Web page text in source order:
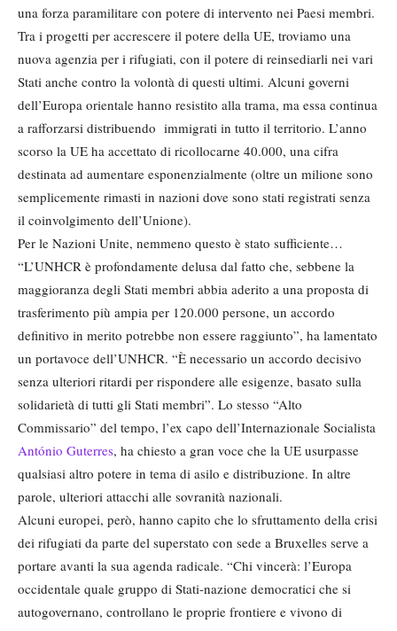
una forza paramilitare con potere di intervento nei Paesi membri.
Tra i progetti per accrescere il potere della UE, troviamo una
nuova agenzia per i rifugiati, con il potere di reinsediarli nei vari
Stati anche contro la volontà di questi ultimi. Alcuni governi
dell’Europa orientale hanno resistito alla trama, ma essa continua
a rafforzarsi distribuendo immigrati in tutto il territorio. L’anno
scorso la UE ha accettato di ricollocarne 40.000, una cifra
destinata ad aumentare esponenzialmente (oltre un milione sono
semplicemente rimasti in nazioni dove sono stati registrati senza
il coinvolgimento dell’Unione).
Per le Nazioni Unite, nemmeno questo è stato sufficiente…
“L’UNHCR è profondamente delusa dal fatto che, sebbene la
maggioranza degli Stati membri abbia aderito a una proposta di
trasferimento più ampia per 120.000 persone, un accordo
definitivo in merito potrebbe non essere raggiunto”, ha lamentato
un portavoce dell’UNHCR. “È necessario un accordo decisivo
senza ulteriori ritardi per rispondere alle esigenze, basato sulla
solidarietà di tutti gli Stati membri”. Lo stesso “Alto
Commissario” del tempo, l’ex capo dell’Internazionale Socialista
António Guterres, ha chiesto a gran voce che la UE usurpasse
qualsiasi altro potere in tema di asilo e distribuzione. In altre
parole, ulteriori attacchi alle sovranità nazionali.
Alcuni europei, però, hanno capito che lo sfruttamento della crisi
dei rifugiati da parte del superstato con sede a Bruxelles serve a
portare avanti la sua agenda radicale. “Chi vincerà: l’Europa
occidentale quale gruppo di Stati-nazione democratici che si
autogovernano, controllano le proprie frontiere e vivono di